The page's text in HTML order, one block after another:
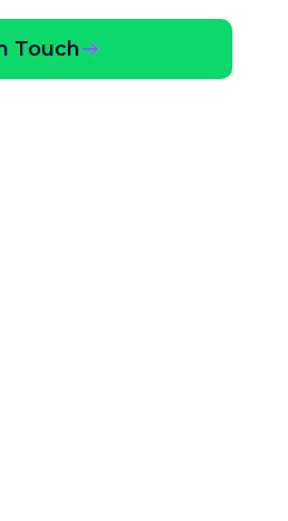
por país
con IA
Shopping
Touch